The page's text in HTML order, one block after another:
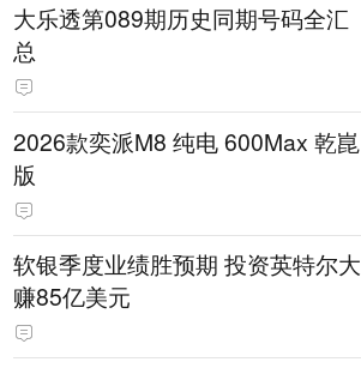
大乐透第089期历史同期号码全汇
总
2026款奕派M8 纯电 600Max 乾崑
版
软银季度业绩胜预期 投资英特尔大
赚85亿美元